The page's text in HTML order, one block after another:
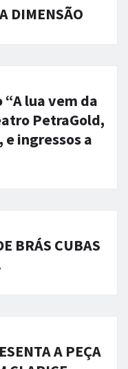
DIMENSÃO
“A lua vem da
PetraGold,
ingressos a
BRÁS CUBAS
A PEÇA